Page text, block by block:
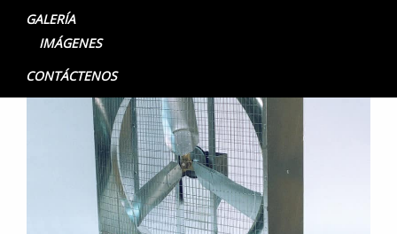
GALERÍA
IMÁGENES
CONTÁCTENOS